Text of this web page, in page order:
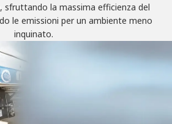
sfruttando la massima efficienza del
le emissioni per un ambiente meno
inquinato.